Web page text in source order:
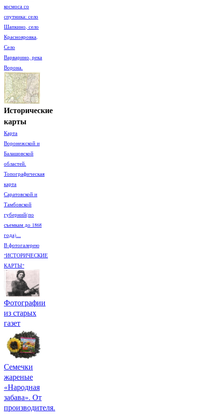
космоса со
спутника: село
Шапкино, село
Краснояровка,
Село
Варварино, река
Ворона.
Исторические
карты
Карта
Воронежской и
Балашовской
областей.
Топографическая
карта
Саратовской и
Тамбовской
губерний(по
съемкам до 1868
года)...
В фотогалерею
"ИСТОРИЧЕСКИЕ
КАРТЫ"
Фотографии
из старых
газет
Семечки
жареные
«Народная
забава». От
производителя.